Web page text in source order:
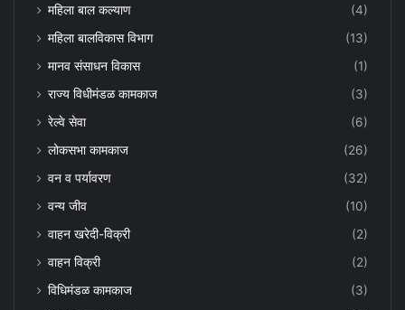
महिला बाल कल्याण
(4)
महिला बालविकास विभाग
(13)
मानव संसाधन विकास
(1)
राज्य विधीमंडळ कामकाज
(3)
रेल्वे सेवा
(6)
लोकसभा कामकाज
(26)
वन व पर्यावरण
(32)
वन्य जीव
(10)
वाहन खरेदी-विक्री
(2)
वाहन विक्री
(2)
विधिमंडळ कामकाज
(3)